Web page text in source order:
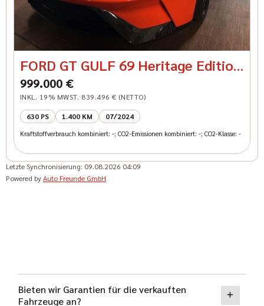
FORD GT GULF 69 Heritage Edition
Carbon Felgen
999.000 €
INKL. 19% MWST. 839.496 € (NETTO)
630 PS 1.400 KM 07/2024
Kraftstoffverbrauch kombiniert: -; CO2-Emissionen kombiniert: -; CO2-Klasse: -
Letzte Synchronisierung: 09.08.2026 04:09
Powered byAuto Freunde GmbH
Bieten wir Garantien für die verkauften
Fahrzeuge an?